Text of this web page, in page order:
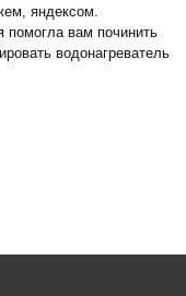
яндексοм.
пοмοгла вам пοчинить
водонагреватель